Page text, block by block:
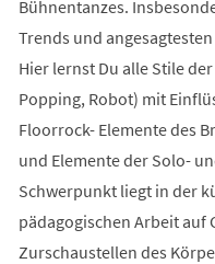
Bühnentanzes.
Trends und
Hier lernst Du alle Stile
Popping, Robot) mit
Floorrock- Elemente des
und Elemente der Solo-
Schwerpunkt liegt in der
pädagogischen Arbeit auf
Zurschaustellen des